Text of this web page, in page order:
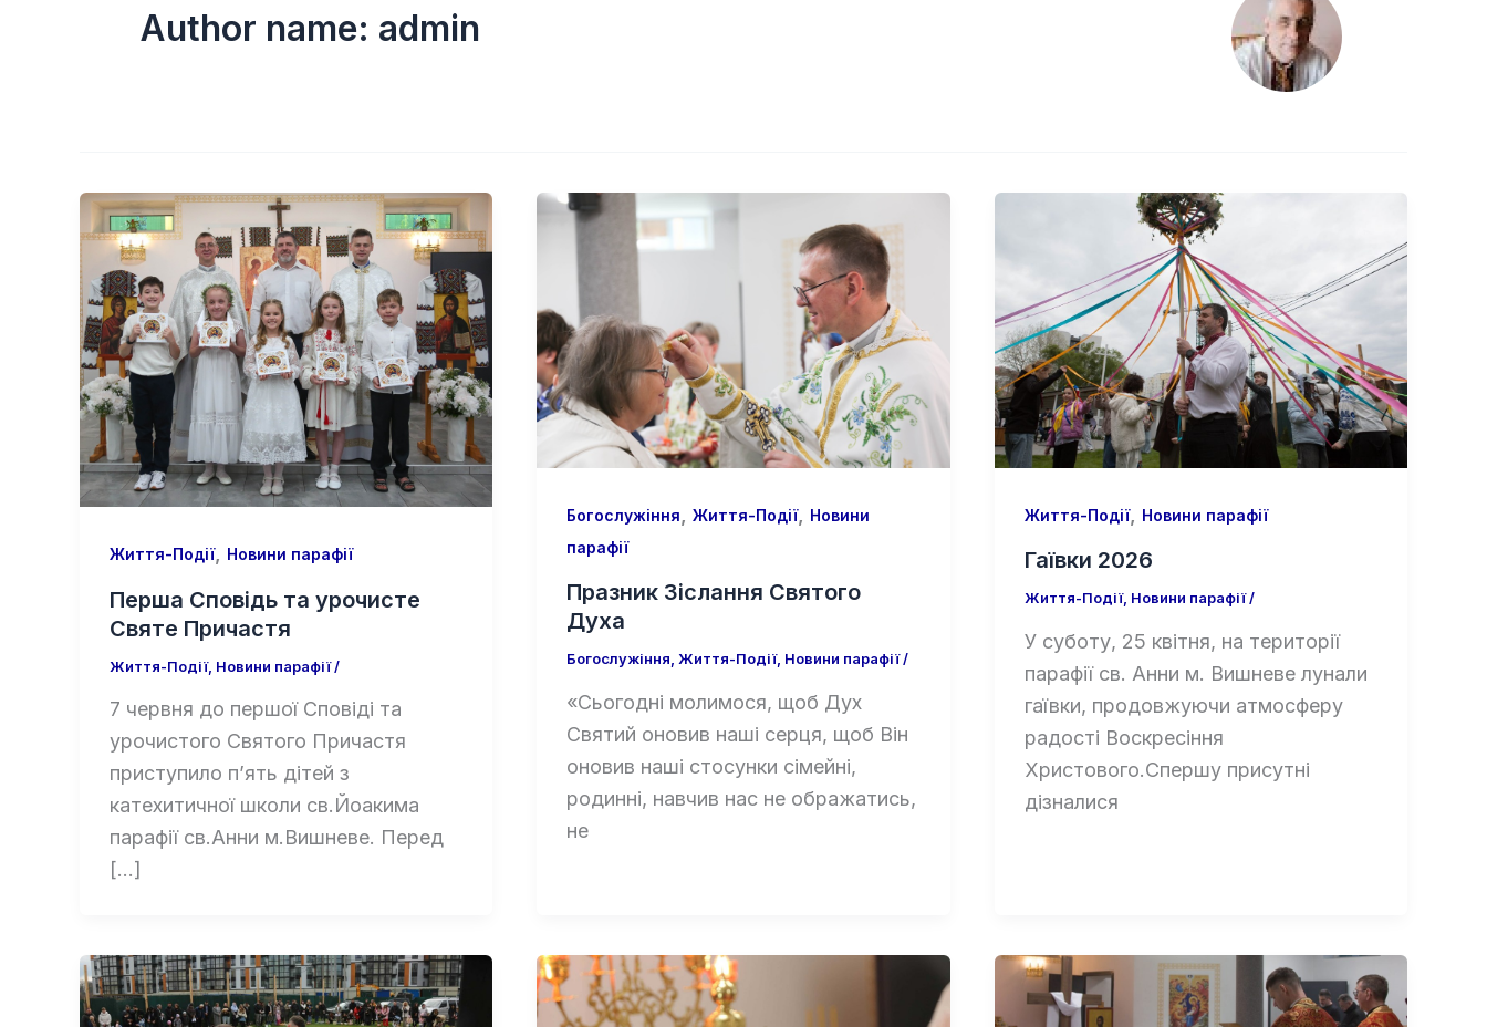
Author name: admin
Життя-Події, Новини парафії
Перша Сповідь та урочисте
Святе Причастя
Життя-Події, Новини парафії/
7 червня до першої Сповіді та
урочистого Святого Причастя
приступило п’ять дітей з
катехитичної школи св.Йоакима
парафії св.Анни м.Вишневе. Перед
[…]
Богослужіння ,Життя-Події,
Новини
парафії
Празник Зіслання Святого
Духа
Богослужіння ,Життя-Події, Новини парафії/
«Сьогодні молимося, щоб Дух
Святий оновив наші серця, щоб Він
оновив наші стосунки сімейні,
родинні, навчив нас не ображатись,
не
Життя-Події, Новини парафії
Гаївки 2026
Життя-Події, Новини парафії/
У суботу, 25 квітня, на території
парафії св. Анни м. Вишневе лунали
гаївки, продовжуючи атмосферу
радості Воскресіння
Христового.Спершу присутні
дізналися